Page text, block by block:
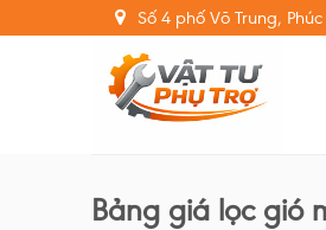
to
Số 4 phố Võ Trung,
Bảng giá lọc gió